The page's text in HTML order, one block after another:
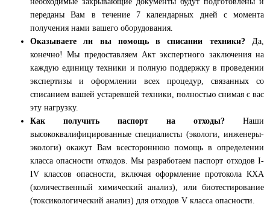
переданы Вам в течение 7 календарных дней с момента
получения нами вашего оборудования.
Оказываете ли вы помощь в списании техники?Да,
конечно! Мы предоставляем Акт экспертного заключения на
каждую единицу техники и полную поддержку в проведении
экспертизы и оформлении всех процедур, связанных со
списанием вашей устаревшей техники, полностью снимая с вас
эту нагрузку.
Как получить паспорт на отходы? Наши
высококвалифицированные специалисты (экологи, инженеры-
экологи) окажут Вам всестороннюю помощь в определении
класса опасности отходов. Мы разработаем паспорт отходов I-
IV классов опасности, включая оформление протокола КХА
(количественный химический анализ), или биотестирование
(токсикологический анализ) для отходов V класса опасности.